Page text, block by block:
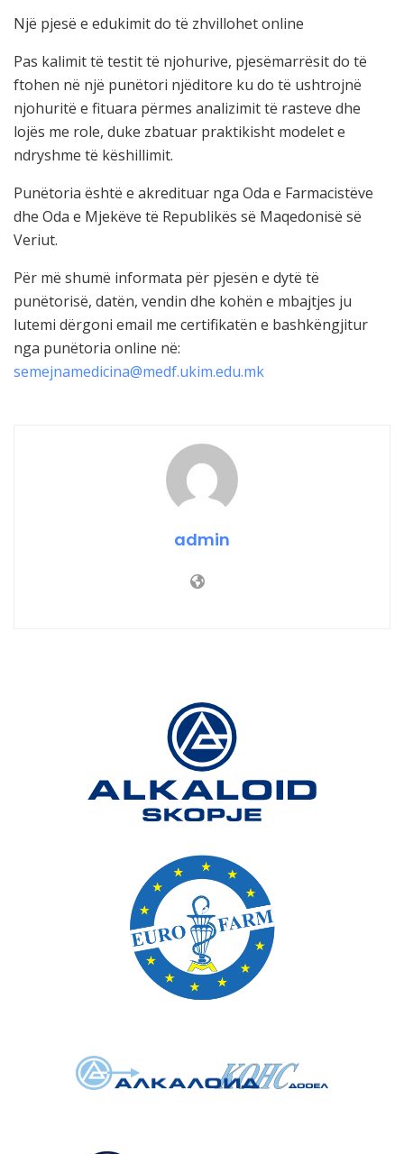
Një pjesë e edukimit do të zhvillohet online
Pas kalimit të testit të njohurive, pjesëmarrësit do të
ftohen në një punëtori njëditore ku do të ushtrojnë
njohuritë e fituara përmes analizimit të rasteve dhe
lojës me role, duke zbatuar praktikisht modelet e
ndryshme të këshillimit.
Punëtoria është e akredituar nga Oda e Farmacistëve
dhe Oda e Mjekëve të Republikës së Maqedonisë së
Veriut.
Për më shumë informata për pjesën e dytë të
punëtorisë, datën, vendin dhe kohën e mbajtjes ju
lutemi dërgoni email me certifikatën e bashkëngjitur
nga punëtoria online në:
semejnamedicina@medf.ukim.edu.mk
admin